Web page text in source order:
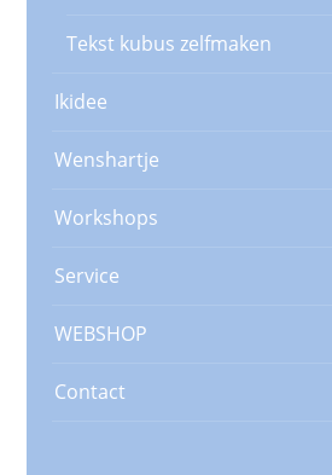
Tekst kubus zelfmaken
Ikidee
Wenshartje
Workshops
Service
WEBSHOP
Contact